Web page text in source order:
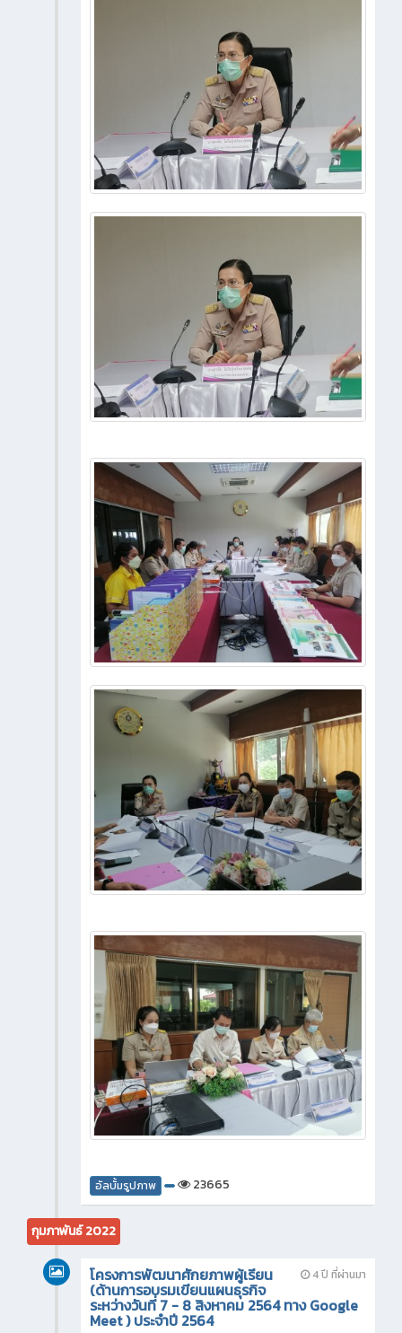
อัลบั้มรูปภาพ 23665
กุมภาพันธ์ 2022
4 ปี ที่ผ่านมา
โครงการพัฒนาศักยภาพผู้เรียน
(ด้านการอบรมเขียนแผนธุรกิจ
ระหว่างวันที่ 7 - 8 สิงหาคม 2564 ทาง Google
Meet ) ประจำปี 2564